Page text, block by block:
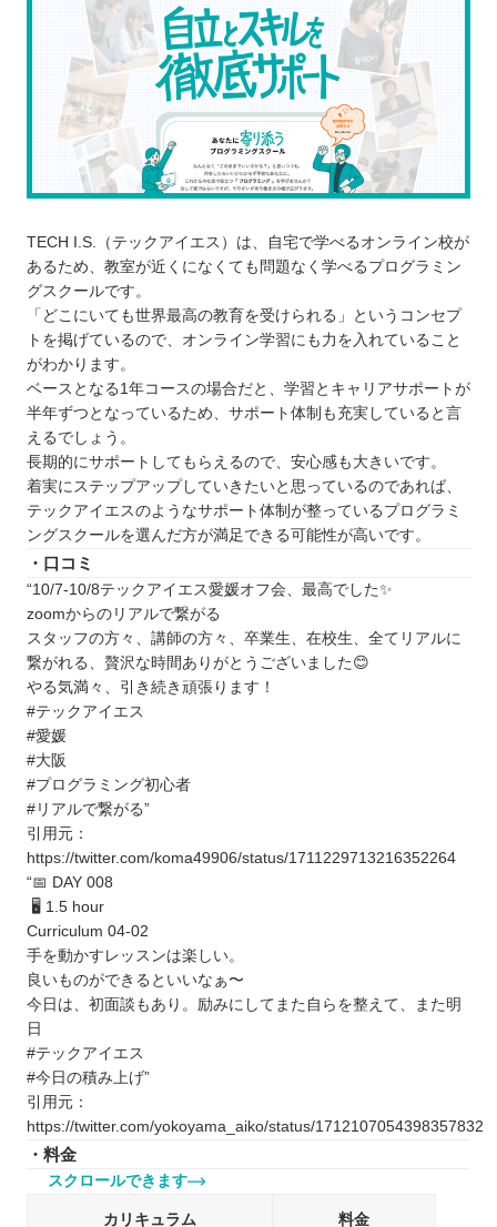
TECH I.S.（テックアイエス）は、自宅で学べるオンライン校が
あるため、教室が近くになくても問題なく学べるプログラミン
グスクールです。
「どこにいても世界最高の教育を受けられる」というコンセプ
トを掲げているので、オンライン学習にも力を入れていること
がわかります。
ベースとなる1年コースの場合だと、学習とキャリアサポートが
半年ずつとなっているため、サポート体制も充実していると言
えるでしょう。
長期的にサポートしてもらえるので、安心感も大きいです。
着実にステップアップしていきたいと思っているのであれば、
テックアイエスのようなサポート体制が整っているプログラミ
ングスクールを選んだ方が満足できる可能性が高いです。
・口コミ
“10/7-10/8テックアイエス愛媛オフ会、最高でした✨
zoomからのリアルで繋がる
スタッフの方々、講師の方々、卒業生、在校生、全てリアルに
繋がれる、贅沢な時間ありがとうございました😊
やる気満々、引き続き頑張ります！
#テックアイエス
#愛媛
#大阪
#プログラミング初心者
#リアルで繋がる”
引用元：
https://twitter.com/koma49906/status/1711229713216352264
“📅 DAY 008
🖥 1.5 hour
Curriculum 04-02
手を動かすレッスンは楽しい。
良いものができるといいなぁ〜
今日は、初面談もあり。励みにしてまた自らを整えて、また明
日
#テックアイエス
#今日の積み上げ”
引用元：
https://twitter.com/yokoyama_aiko/status/1712107054398357832
・料金
スクロールできます
カリキュラム 料金